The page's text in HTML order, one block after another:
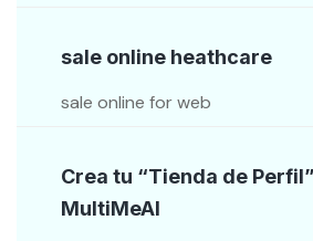
sale online heathcare
sale online for web
Crea tu “Tienda de
MultiMeAI